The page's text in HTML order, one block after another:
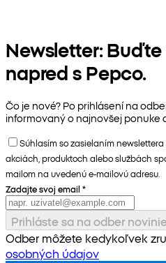
Newsletter:
napred s Pepco.
Čo je nové? Po prihlásení na
informovaný o najnovšej ponuke
Súhlasím so zasielaním
akciách, produktoch alebo službách
mailom na uvedenú e-mailovú adresu.
Zadajte svoj email *
Prihláste sa na odber
Odber môžete kedykoľvek
osobných údajov